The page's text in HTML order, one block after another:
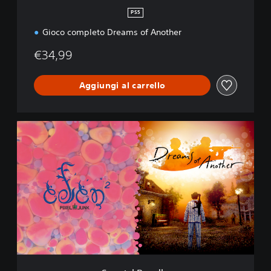
PS5
Gioco completo Dreams of Another
€34,99
Aggiungi al carrello
S
p
c
a
l
B
n
d
l